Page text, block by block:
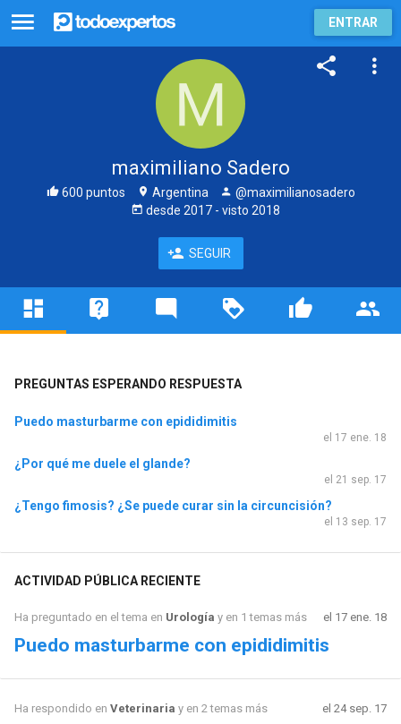
ENTRAR
maximiliano Sadero
600 puntos Argentina
@maximilianosadero
desde 2017- visto 2018
SEGUIR
PREGUNTAS ESPERANDO RESPUESTA
Puedo masturbarme con epididimitis
el 17 ene. 18
¿Por qué me duele el glande?
el 21 sep. 17
¿Tengo fimosis? ¿Se puede curar sin la circuncisión?
el 13 sep. 17
ACTIVIDAD PÚBLICA RECIENTE
Ha preguntado en el tema en Urología y en 1 temas más el 17 ene. 18
Puedo masturbarme con epididimitis
Ha respondido en Veterinaria y en 2 temas más el 24 sep. 17